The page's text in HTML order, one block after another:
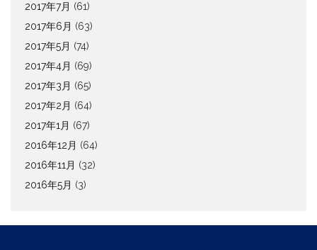
2017年7月 (61)
2017年6月 (63)
2017年5月 (74)
2017年4月 (69)
2017年3月 (65)
2017年2月 (64)
2017年1月 (67)
2016年12月 (64)
2016年11月 (32)
2016年5月 (3)